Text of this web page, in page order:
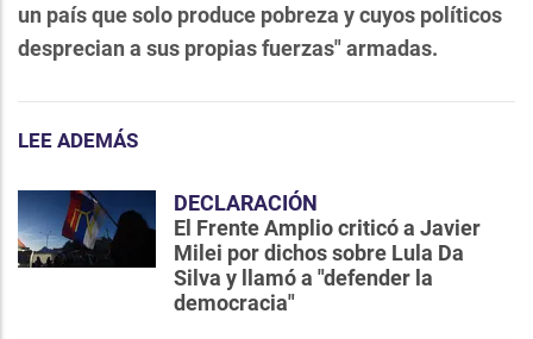
un país que solo produce pobreza y cuyos políticos
desprecian a sus propias fuerzas" armadas.
LEE ADEMÁS
DECLARACIÓN
El Frente Amplio criticó a Javier
Milei por dichos sobre Lula Da
Silva y llamó a "defender la
democracia"